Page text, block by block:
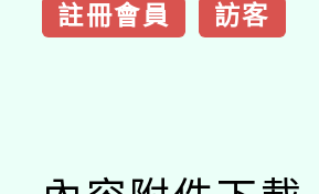
註冊會員 訪客